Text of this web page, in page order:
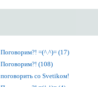
Поговорим?! =(^.^)= (17)
Поговорим?! (108)
поговорить со Svetikом!